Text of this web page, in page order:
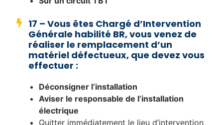
17 – Vous êtes Chargé d’Intervention
Générale habilité BR, vous venez de
réaliser le remplacement d’un
matériel défectueux, que devez vous
effectuer :
Déconsigner l’installation
Aviser le responsable de l’installation
électrique
Quitter immédiatement le lieu d’intervention